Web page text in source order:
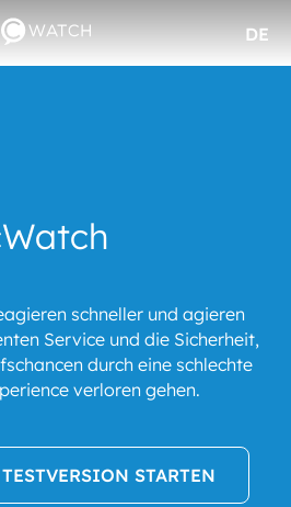
DE
schneller und agieren
Service und die Sicherheit,
durch eine schlechte
verloren gehen.
STARTEN